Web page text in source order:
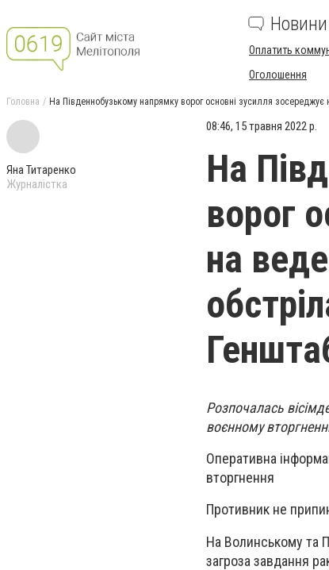
Новини
Оплатить
Оголошення
Головна На Південнобузькому напрямку ворог основні зусилля зосереджує
Яна Титаренко
Журналістка
08:46, 15 травня 2022 р.
На
ворог
на
Розпочалась
воєнному
Оперативна
вторгнення
Противник не
На Волинському та
загроза завдання